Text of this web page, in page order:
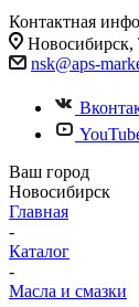
Контактная
Новосибирск,
nsk@aps-
Ваш город
Новосибирск
Главная
-
Каталог
-
Масла и смазки